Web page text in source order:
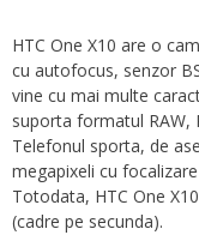
HTC One X10 are o
cu autofocus, senzor
vine cu mai multe
suporta formatul RAW,
Telefonul sporta, de
megapixeli cu
Totodata, HTC One
(cadre pe secunda).